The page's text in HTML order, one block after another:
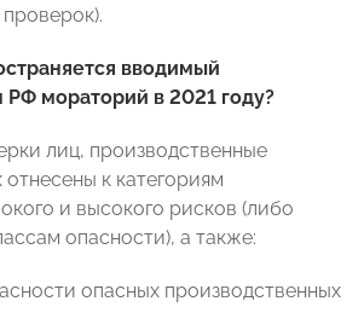
вводимый
РФ мораторий в 2021 году?
лиц, производственные
к категориям
и высокого рисков (либо
опасности), а также:
опасных производственных